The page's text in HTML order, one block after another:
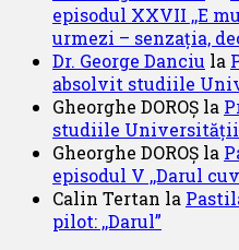
episodul XXVII ,,E
urmezi – senzația,
Dr. George Danciu la
absolvit studiile
Gheorghe DOROȘ la
studiile Universității
Gheorghe DOROȘ la
episodul V ,,Darul
Calin Tertan la
pilot: ,,Darul”